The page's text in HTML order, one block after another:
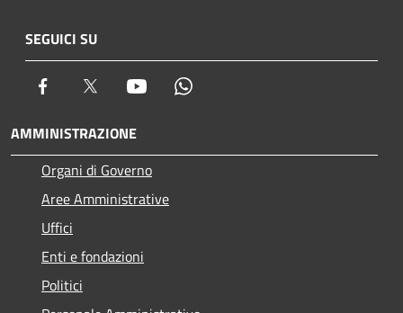
SEGUICI SU
Facebook Twitter Youtube
AMMINISTRAZIONE
Organi di Governo
Aree Amministrative
Uffici
Enti e fondazioni
Politici